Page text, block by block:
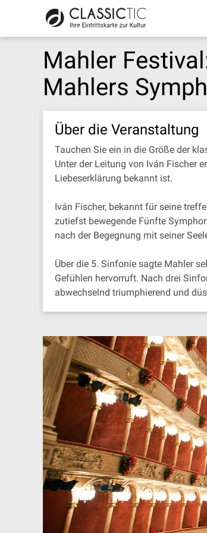
Mahler
Mahlers
Über die Veranstaltung
Tauchen Sie ein in die Größe der
Unter der Leitung von Iván Fischer
Liebeserklärung bekannt ist.
Iván Fischer, bekannt für seine
zutiefst bewegende Fünfte
nach der Begegnung mit seiner
Über die 5. Sinfonie sagte Mahler
Gefühlen hervorruft. Nach drei
abwechselnd triumphierend und